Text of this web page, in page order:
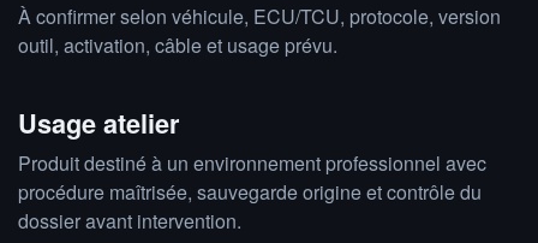
À confirmer selon véhicule, ECU/TCU, protocole, version
outil, activation, câble et usage prévu.
Usage atelier
Produit destiné à un environnement professionnel avec
procédure maîtrisée, sauvegarde origine et contrôle du
dossier avant intervention.